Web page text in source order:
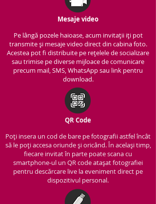
Mesaje video
Pe lângă pozele haioase, acum invitații iți pot
transmite și mesaje video direct din cabina foto.
Acestea pot fi distribuite pe rețelele de socializare
sau trimise pe diverse mijloace de comunicare
precum mail, SMS, WhatsApp sau link pentru
download.
QR Code
Poți insera un cod de bare pe fotografii astfel încât
să le poți accesa oriunde și oricând. În același timp,
fiecare invitat în parte poate scana cu
smartphone-ul un QR code atașat fotografiei
pentru descărcare live la eveniment direct pe
dispozitivul personal.